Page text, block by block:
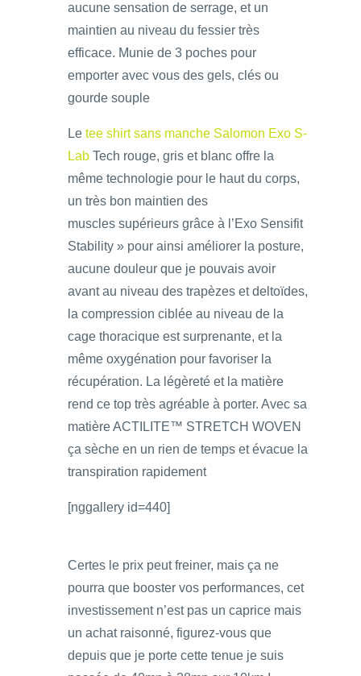
aucune sensation de serrage, et un
maintien au niveau du fessier très
efficace. Munie de 3 poches pour
emporter avec vous des gels, clés ou
gourde souple
Le tee shirt sans manche Salomon Exo S-
Lab Tech rouge, gris et blanc offre la
même technologie pour le haut du corps,
un très bon maintien des
muscles supérieurs grâce à l’Exo Sensifit
Stability » pour ainsi améliorer la posture,
aucune douleur que je pouvais avoir
avant au niveau des trapèzes et deltoïdes,
la compression ciblée au niveau de la
cage thoracique est surprenante, et la
même oxygénation pour favoriser la
récupération. La légèreté et la matière
rend ce top très agréable à porter. Avec sa
matière ACTILITE™ STRETCH WOVEN
ça sèche en un rien de temps et évacue la
transpiration rapidement
[nggallery id=440]
Certes le prix peut freiner, mais ça ne
pourra que booster vos performances, cet
investissement n’est pas un caprice mais
un achat raisonné, figurez-vous que
depuis que je porte cette tenue je suis